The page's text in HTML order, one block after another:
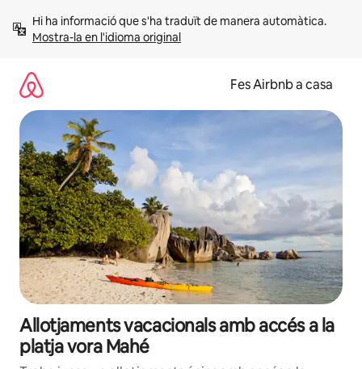
Mostra-la en l'idioma original
Fes Airbnb a casa
Allotjaments vacacionals amb accés a la
platja vora Mahé